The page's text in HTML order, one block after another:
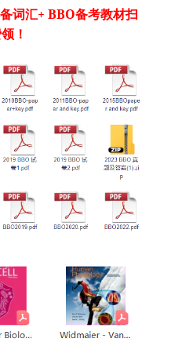
词汇+ BBO备考教材扫
！